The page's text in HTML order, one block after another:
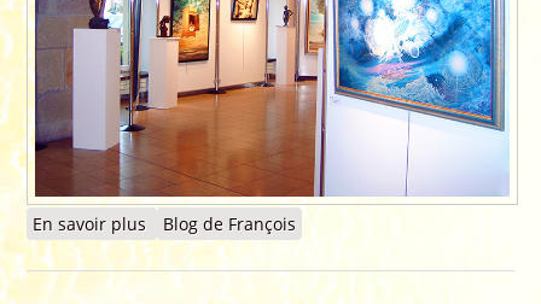
En savoir plus
à propos de 2005 - PLASTICA NABORIA -
Octobre - 2ème biennale des Beaux Arts -
SAINT-AVOLD (57)
Blog de François